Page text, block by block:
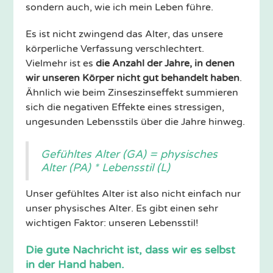
sondern auch, wie ich mein Leben führe.
Es ist nicht zwingend das Alter, das unsere
körperliche Verfassung verschlechtert.
Vielmehr ist esdie Anzahl der Jahre, in denen
wir unseren Körper nicht gut behandelt haben.
Ähnlich wie beim Zinseszinseffekt summieren
sich die negativen Effekte eines stressigen,
ungesunden Lebensstils über die Jahre hinweg.
Gefühltes Alter (GA) = physisches
Alter (PA) * Lebensstil (L)
Unser gefühltes Alter ist also nicht einfach nur
unser physisches Alter. Es gibt einen sehr
wichtigen Faktor: unseren Lebensstil!
Die gute Nachricht ist, dass wir es selbst
in der Hand haben.